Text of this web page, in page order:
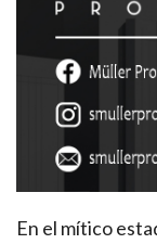
En el mítico